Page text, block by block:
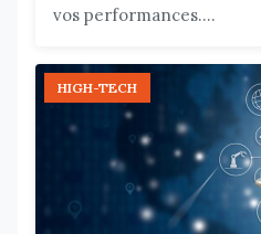
vos performances....
HIGH-TECH